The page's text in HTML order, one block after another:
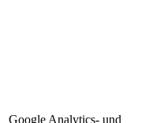
Google Analytics- und